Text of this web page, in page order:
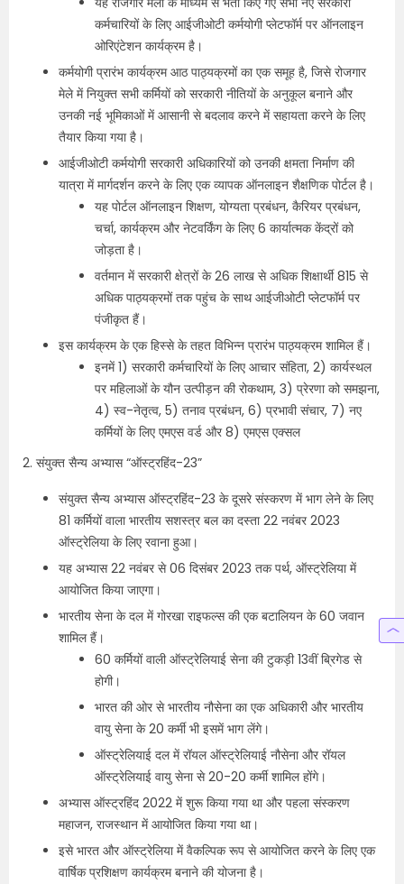
कर्मचारियों के लिए आईजीओटी कर्मयोगी प्लेटफॉर्म पर ऑनलाइन
ओरिएंटेशन कार्यक्रम है।
कर्मयोगी प्रारंभ कार्यक्रम आठ पाठ्यक्रमों का एक समूह है, जिसे रोजगार
मेले में नियुक्त सभी कर्मियों को सरकारी नीतियों के अनुकूल बनाने और
उनकी नई भूमिकाओं में आसानी से बदलाव करने में सहायता करने के लिए
तैयार किया गया है।
आईजीओटी कर्मयोगी सरकारी अधिकारियों को उनकी क्षमता निर्माण की
यात्रा में मार्गदर्शन करने के लिए एक व्यापक ऑनलाइन शैक्षणिक पोर्टल है।
यह पोर्टल ऑनलाइन शिक्षण, योग्यता प्रबंधन, कैरियर प्रबंधन,
चर्चा, कार्यक्रम और नेटवर्किंग के लिए 6 कार्यात्मक केंद्रों को
जोड़ता है।
वर्तमान में सरकारी क्षेत्रों के 26 लाख से अधिक शिक्षार्थी 815 से
अधिक पाठ्यक्रमों तक पहुंच के साथ आईजीओटी प्लेटफॉर्म पर
पंजीकृत हैं।
इस कार्यक्रम के एक हिस्से के तहत विभिन्न प्रारंभ पाठ्यक्रम शामिल हैं।
इनमें 1) सरकारी कर्मचारियों के लिए आचार संहिता, 2) कार्यस्थल
पर महिलाओं के यौन उत्पीड़न की रोकथाम, 3) प्रेरणा को समझना,
4) स्व-नेतृत्व, 5) तनाव प्रबंधन, 6) प्रभावी संचार, 7) नए
कर्मियों के लिए एमएस वर्ड और 8) एमएस एक्सल
2. संयुक्त सैन्य अभ्यास “ऑस्ट्रहिंद-23”
संयुक्त सैन्य अभ्यास ऑस्ट्रहिंद-23 के दूसरे संस्करण में भाग लेने के लिए
81 कर्मियों वाला भारतीय सशस्त्र बल का दस्ता 22 नवंबर 2023
ऑस्ट्रेलिया के लिए रवाना हुआ।
यह अभ्यास 22 नवंबर से 06 दिसंबर 2023 तक पर्थ, ऑस्ट्रेलिया में
आयोजित किया जाएगा।
भारतीय सेना के दल में गोरखा राइफल्स की एक बटालियन के 60 जवान
शामिल हैं।
60 कर्मियों वाली ऑस्ट्रेलियाई सेना की टुकड़ी 13वीं ब्रिगेड से
होगी।
भारत की ओर से भारतीय नौसेना का एक अधिकारी और भारतीय
वायु सेना के 20 कर्मी भी इसमें भाग लेंगे।
ऑस्ट्रेलियाई दल में रॉयल ऑस्ट्रेलियाई नौसेना और रॉयल
ऑस्ट्रेलियाई वायु सेना से 20-20 कर्मी शामिल होंगे।
अभ्यास ऑस्ट्रहिंद 2022 में शुरू किया गया था और पहला संस्करण
महाजन, राजस्थान में आयोजित किया गया था।
इसे भारत और ऑस्ट्रेलिया में वैकल्पिक रूप से आयोजित करने के लिए एक
वार्षिक प्रशिक्षण कार्यक्रम बनाने की योजना है।